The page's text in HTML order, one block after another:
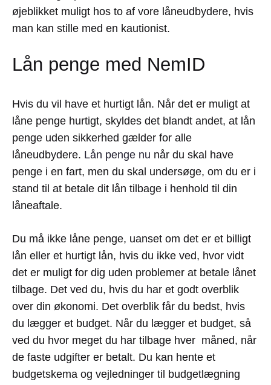
øjeblikket muligt hos to af vore låneudbydere, hvis
man kan stille med en kautionist.
Lån penge med NemID
Hvis du vil have et hurtigt lån. Når det er muligt at
låne penge hurtigt, skyldes det blandt andet, at lån
penge uden sikkerhed gælder for alle
låneudbydere. Lån penge nu når du skal have
penge i en fart, men du skal undersøge, om du er i
stand til at betale dit lån tilbage i henhold til din
låneaftale.
Du må ikke låne penge, uanset om det er et billigt
lån eller et hurtigt lån, hvis du ikke ved, hvor vidt
det er muligt for dig uden problemer at betale lånet
tilbage. Det ved du, hvis du har et godt overblik
over din økonomi. Det overblik får du bedst, hvis
du lægger et budget. Når du lægger et budget, så
ved du hvor meget du har tilbage hver måned, når
de faste udgifter er betalt. Du kan hente et
budgetskema og vejledninger til budgetlægning